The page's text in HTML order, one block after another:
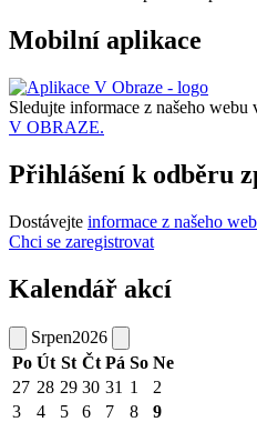
Mobilní aplikace
Sledujte informace z našeho webu
V OBRAZE.
Přihlášení k odběru
Dostávejte informace z našeho
Chci se zaregistrovat
Kalendář akcí
Srpen2026
Po Út St Čt Pá So Ne
27 28 29 30 31 1
2
3
4 5 6 7 8
9